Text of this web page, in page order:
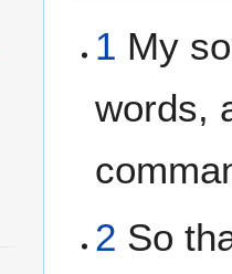
toto
1 My
words,
2 So